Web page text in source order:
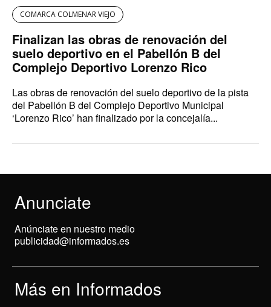
COMARCA COLMENAR VIEJO
Finalizan las obras de renovación del
suelo deportivo en el Pabellón B del
Complejo Deportivo Lorenzo Rico
Las obras de renovación del suelo deportivo de la pista
del Pabellón B del Complejo Deportivo Municipal
‘Lorenzo Rico’ han finalizado por la concejalía...
Anunciate
Anúnciate en nuestro medio
publicidad@informados.es
Más en Informados